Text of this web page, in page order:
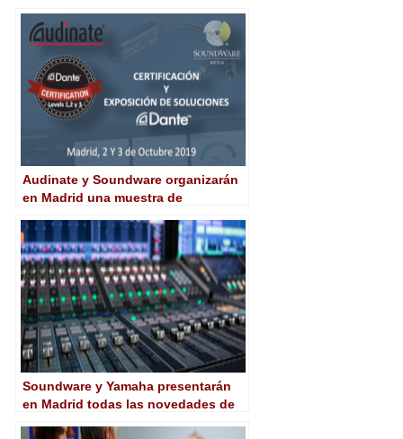
conectarse a una red Dante
Audinate y Soundware organizarán
en Madrid una muestra de
Certificación Dante
Soundware y Yamaha presentarán
en Madrid todas las novedades de